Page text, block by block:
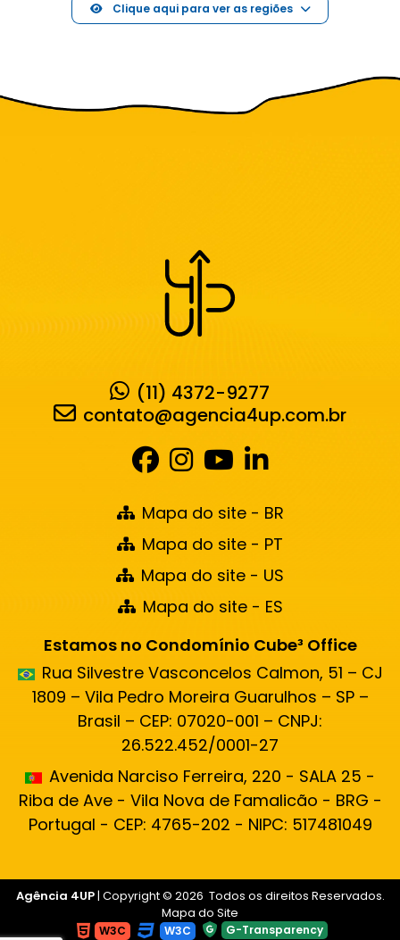
Clique aqui para ver as regiões
(11) 4372-9277
contato@agencia4up.com.br
Mapa do site - BR
Mapa do site - PT
Mapa do site - US
Mapa do site - ES
Estamos no Condomínio Cube³ Office
Rua Silvestre Vasconcelos Calmon, 51 – CJ
1809 – Vila Pedro Moreira Guarulhos – SP –
Brasil – CEP: 07020-001 – CNPJ:
26.522.452/0001-27
Avenida Narciso Ferreira, 220 - SALA 25 -
Riba de Ave - Vila Nova de Famalicão - BRG -
Portugal - CEP: 4765-202 - NIPC: 517481049
Agência 4UP| Copyright © 2026 Todos os direitos Reservados.
Mapa do Site
W3C W3C G-Transparency